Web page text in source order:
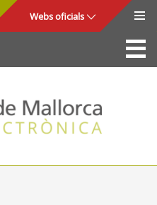
Webs oficials
La Seu
Consell de Mallorca
Accés i seguretat
Utilitats